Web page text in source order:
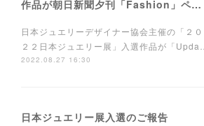
作品が朝日新聞夕刊「Fashion」ページに掲載されました。
日本ジュエリーデザイナー協会主催の「２０
２２日本ジュエリー展」入選作品が「Upda…
2022.08.27 16:30
日本ジュエリー展入選のご報告